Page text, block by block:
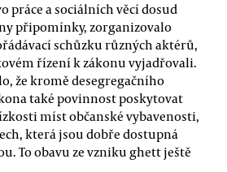
práce a sociálních věcí dosud
připomínky, zorganizovalo
schůzku různých aktérů,
řízení k zákonu vyjadřovali.
že kromě desegregačního
také povinnost poskytovat
míst občanské vybavenosti,
která jsou dobře dostupná
To obavu ze vzniku ghett ještě